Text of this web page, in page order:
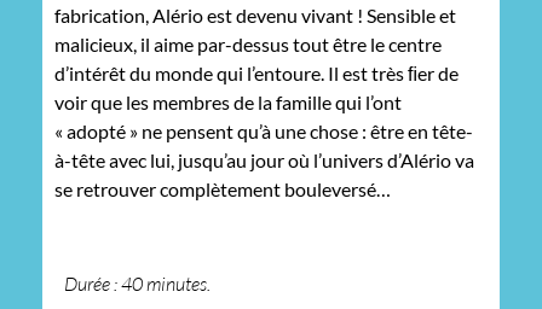
fabrication, Alério est devenu vivant ! Sensible et
malicieux, il aime par-dessus tout être le centre
d’intérêt du monde qui l’entoure. Il est très ﬁer de
voir que les membres de la famille qui l’ont
« adopté » ne pensent qu’à une chose : être en tête-
à-tête avec lui, jusqu’au jour où l’univers d’Alério va
se retrouver complètement bouleversé…
Durée : 40 minutes.